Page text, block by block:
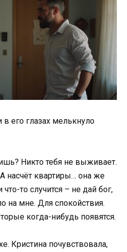
в его глазах мелькнуло
Никто тебя не выживает.
насчёт квартиры… она же
то случится – не дай бог,
на мне. Для спокойствия.
когда-нибудь появятся.
Кристина почувствовала,